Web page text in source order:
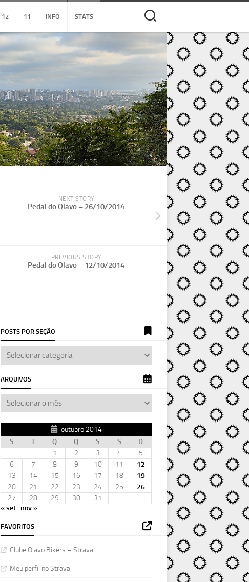
12 11 INFO STATS
NEXT STORY
Pedal do Olavo – 26/10/2014
PREVIOUS STORY
Pedal do Olavo – 12/10/2014
POSTS POR SEÇÃO
ARQUIVOS
outubro 2014
S
T Q Q S S
D
1
2 3 4
5
6
7 8 9 10 11
12
13
14 15 16 17 18
19
20
21 22 23 24 25
26
27
28 29 30
31
« set nov »
FAVORITOS
Clube Olavo Bikers – Strava
Meu perfil no Strava